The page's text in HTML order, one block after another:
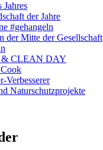
Jahres
der Jahre
#gehangeln
der Mitte der Gesellschaft
& CLEAN DAY
Verbesserer
Naturschutzprojekte